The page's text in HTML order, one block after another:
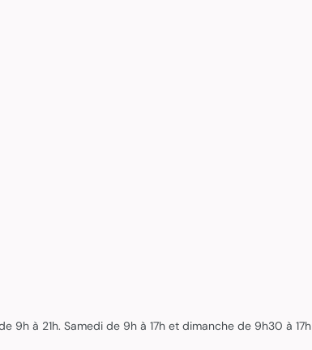
9h à 21h. Samedi de 9h à 17h et dimanche de 9h30 à 17h